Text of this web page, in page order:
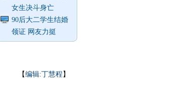
女生决斗身亡
90后大二学生结婚
领证 网友力挺
【编辑:丁慧程 】